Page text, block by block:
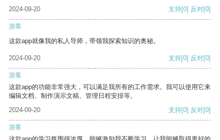
2024-09-20
支持[0] 反对[0]
游客
这款app就像我的私人导师，带领我探索知识的奥秘。
2024-09-20 支持[0] 反对[0]
游客
这款app的功能非常强大，可以满足我所有的工作需求。我可以使用它来
编辑文档、制作演示文稿、管理日程安排等。
2024-09-20
支持[0] 反对[0]
游客